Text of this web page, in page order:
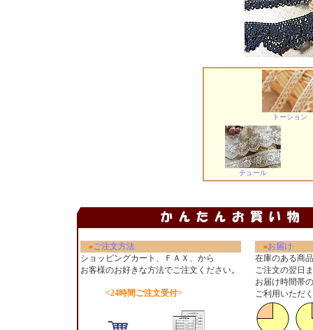
トーション
チュール
■ご注文方法 ■お届け
ショッピングカート、ＦＡＸ、から
お客様のお好きな方法でご注文ください。
<24時間ご注文受付>
在庫のある商
ご注文の翌日
お届け時間帯
ご利用いただ